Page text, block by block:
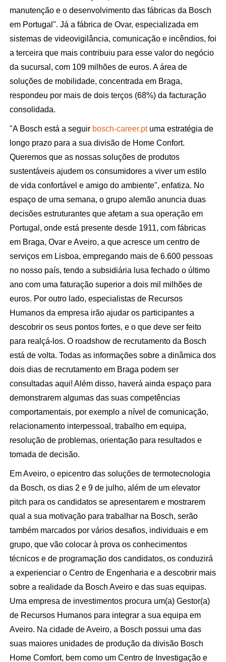
manutenção e o desenvolvimento das fábricas da Bosch
em Portugal". Já a fábrica de Ovar, especializada em
sistemas de videovigilância, comunicação e incêndios, foi
a terceira que mais contribuiu para esse valor do negócio
da sucursal, com 109 milhões de euros. A área de
soluções de mobilidade, concentrada em Braga,
respondeu por mais de dois terços (68%) da facturação
consolidada.
"A Bosch está a seguir bosch-career.ptuma estratégia de
longo prazo para a sua divisão de Home Confort.
Queremos que as nossas soluções de produtos
sustentáveis ajudem os consumidores a viver um estilo
de vida confortável e amigo do ambiente", enfatiza. No
espaço de uma semana, o grupo alemão anuncia duas
decisões estruturantes que afetam a sua operação em
Portugal, onde está presente desde 1911, com fábricas
em Braga, Ovar e Aveiro, a que acresce um centro de
serviços em Lisboa, empregando mais de 6.600 pessoas
no nosso país, tendo a subsidiária lusa fechado o último
ano com uma faturação superior a dois mil milhões de
euros. Por outro lado, especialistas de Recursos
Humanos da empresa irão ajudar os participantes a
descobrir os seus pontos fortes, e o que deve ser feito
para realçá-los. O roadshow de recrutamento da Bosch
está de volta. Todas as informações sobre a dinâmica dos
dois dias de recrutamento em Braga podem ser
consultadas aqui! Além disso, haverá ainda espaço para
demonstrarem algumas das suas competências
comportamentais, por exemplo a nível de comunicação,
relacionamento interpessoal, trabalho em equipa,
resolução de problemas, orientação para resultados e
tomada de decisão.
Em Aveiro, o epicentro das soluções de termotecnologia
da Bosch, os dias 2 e 9 de julho, além de um elevator
pitch para os candidatos se apresentarem e mostrarem
qual a sua motivação para trabalhar na Bosch, serão
também marcados por vários desafios, individuais e em
grupo, que vão colocar à prova os conhecimentos
técnicos e de programação dos candidatos, os conduzirá
a experienciar o Centro de Engenharia e a descobrir mais
sobre a realidade da Bosch Aveiro e das suas equipas.
Uma empresa de investimentos procura um(a) Gestor(a)
de Recursos Humanos para integrar a sua equipa em
Aveiro. Na cidade de Aveiro, a Bosch possui uma das
suas maiores unidades de produção da divisão Bosch
Home Comfort, bem como um Centro de Investigação e